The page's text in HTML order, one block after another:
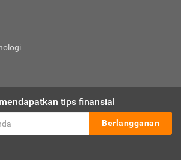
tips finansial
Berlangganan